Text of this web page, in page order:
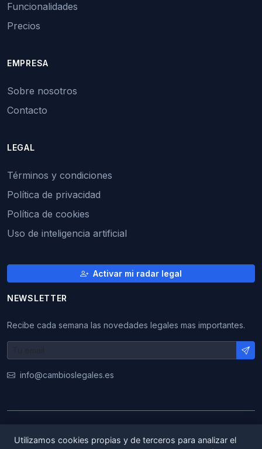
Funcionalidades
Precios
EMPRESA
Sobre nosotros
Contacto
LEGAL
Términos y condiciones
Política de privacidad
Política de cookies
Uso de inteligencia artificial
Activar mi radar legal
NEWSLETTER
Recibe cada semana las novedades legales mas importantes.
info@cambioslegales.es
Utilizamos cookies propias y de terceros para analizar el